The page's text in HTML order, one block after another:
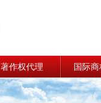
著作权代理 国际